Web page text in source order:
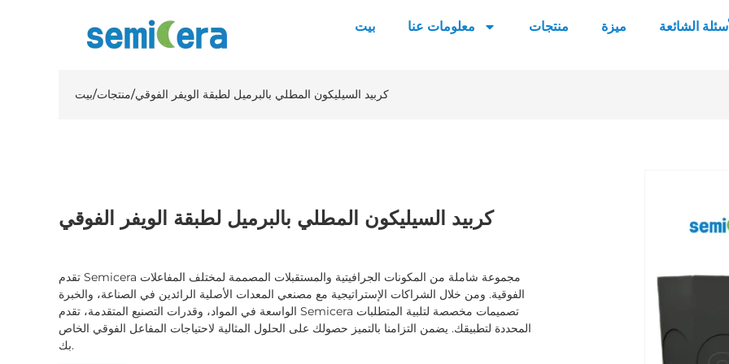
بيت معلومات عنا منتجات ميزة الشائعة
بيت/منتجات/كربيد السيليكون المطلي بالبرميل لطبقة الويفر الفوقي
كربيد السيليكون المطلي بالبرميل لطبقة الويفر الفوقي
تقدم Semicera مجموعة شاملة من المكونات الجرافيتية والمستقبلات المصممة لمختلف المفاعلات
الفوقية. ومن خلال الشراكات الإستراتيجية مع مصنعي المعدات الأصلية الرائدين في الصناعة، والخبرة
الواسعة في المواد، وقدرات التصنيع المتقدمة، تقدم Semicera تصميمات مخصصة لتلبية المتطلبات
المحددة لتطبيقك. يضمن التزامنا بالتميز حصولك على الحلول المثالية لاحتياجات المفاعل الفوقي الخاص
بك.